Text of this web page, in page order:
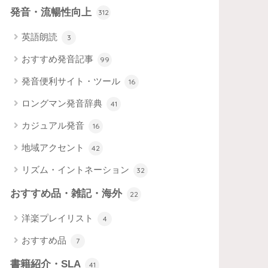
発音・流暢性向上 312
英語朗読 3
おすすめ発音記事 99
発音便利サイト・ツール 16
ロングマン発音辞典 41
カジュアル発音 16
地域アクセント 42
リズム・イントネーション 32
おすすめ品・雑記・海外 22
洋楽プレイリスト 4
おすすめ品 7
書籍紹介・SLA 41